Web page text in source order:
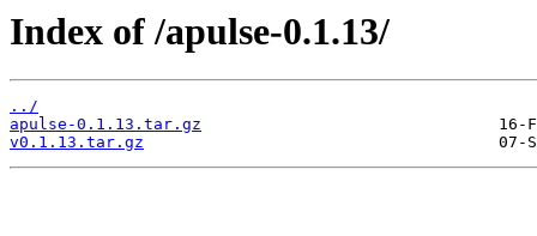
Index of /apulse-0.1.13/
../
apulse-0.1.13.tar.gz
v0.1.13.tar.gz